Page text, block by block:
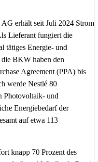
erhält seit Juli 2024 Strom
Lieferant fungiert die
tätiges Energie- und
BKW haben den
Agreement (PPA) bis
werde Nestlé 80
Photovoltaik- und
Energiebedarf der
auf etwa 113
knapp 70 Prozent des